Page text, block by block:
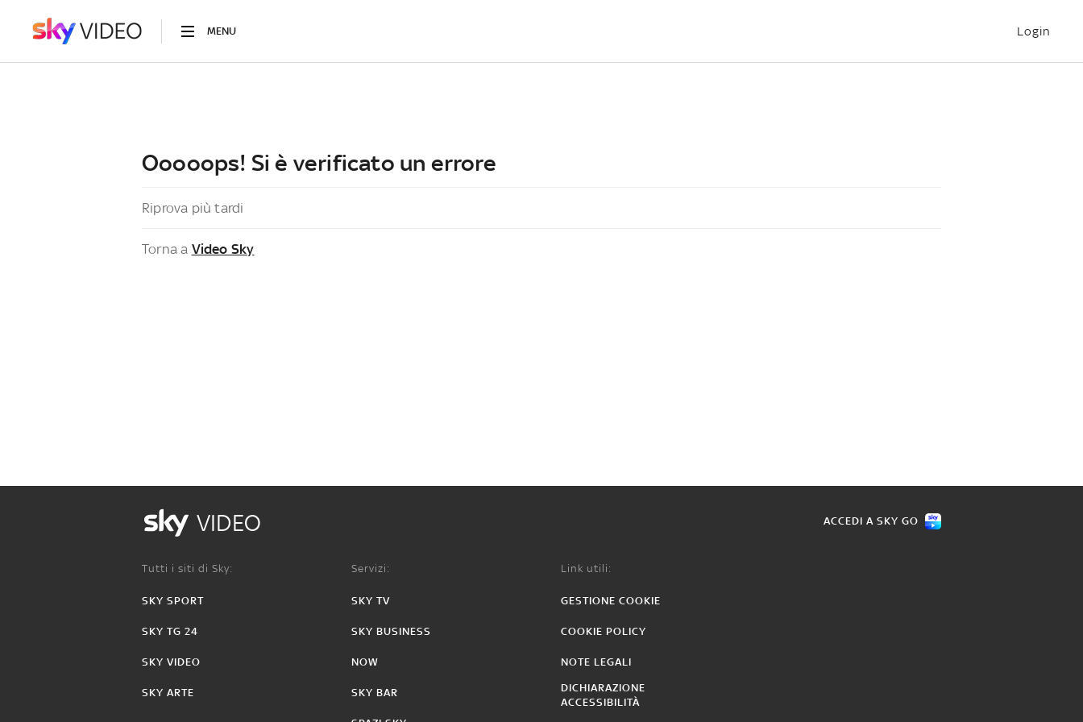
MENU Login
Ooooops! Si è verificato un errore
Riprova più tardi
Torna a Video Sky
VIDEO ACCEDI A SKY GO
Tutti i siti di Sky:
SKY SPORT
SKY TG 24
SKY VIDEO
SKY ARTE
Servizi:
SKY TV
SKY BUSINESS
NOW
SKY BAR
Link utili:
GESTIONE COOKIE
COOKIE POLICY
NOTE LEGALI
DICHIARAZIONE
ACCESSIBILITÀ